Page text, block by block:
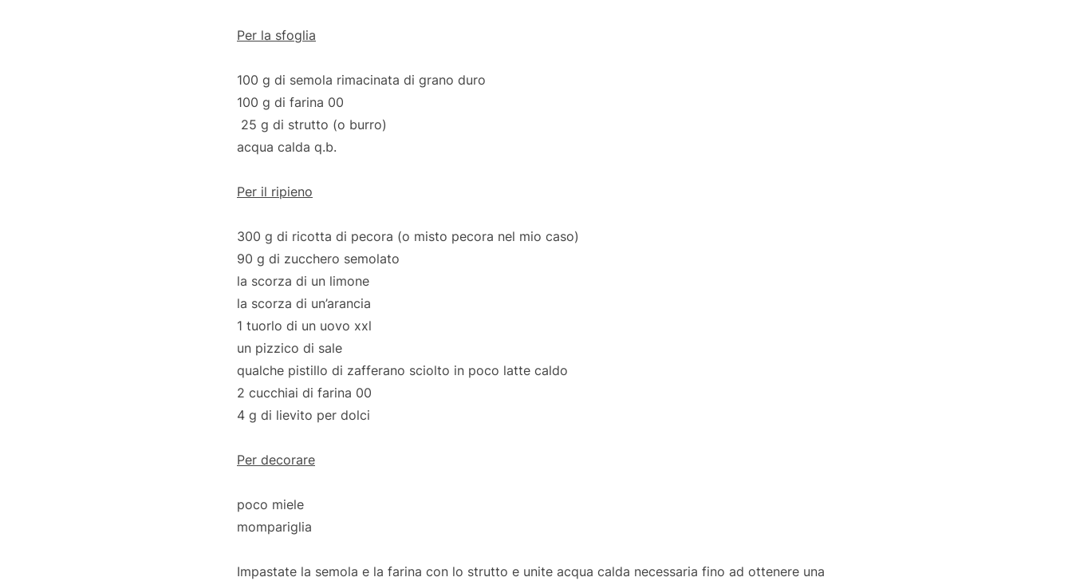
Per la sfoglia
100 g di semola rimacinata di grano duro
100 g di farina 00
25 g di strutto (o burro)
acqua calda q.b.
Per il ripieno
300 g di ricotta di pecora (o misto pecora nel mio caso)
90 g di zucchero semolato
la scorza di un limone
la scorza di un’arancia
1 tuorlo di un uovo xxl
un pizzico di sale
qualche pistillo di zafferano sciolto in poco latte caldo
2 cucchiai di farina 00
4 g di lievito per dolci
Per decorare
poco miele
mompariglia
Impastate la semola e la farina con lo strutto e unite acqua calda necessaria fino ad ottenere una